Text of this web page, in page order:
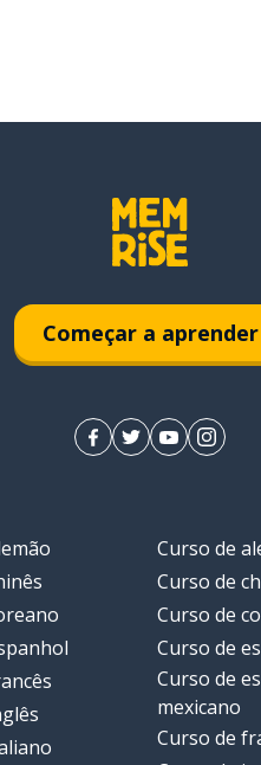
Começar a aprender
Curso de
Curso de
Curso de
Curso de
Curso de
mexicano
Curso de